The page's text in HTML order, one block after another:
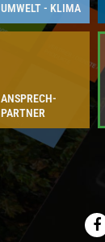
UMWELT - KLIMA
ANSPRECH­
PARTNER